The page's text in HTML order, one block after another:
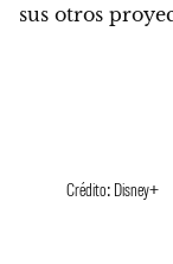
sus otros
Crédito: Disney+